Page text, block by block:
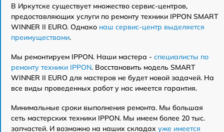
В Иркутске существует множество сервис-центров,
предоставляющих услуги по ремонту техники IPPON SMART
WINNER II EURO. Однако наш сервис-центр выделяется
преимуществами.
Мы ремонтируем IPPON. Наши мастера - специалисты по
ремонту техники IPPON. Восстановить модель SMART
WINNER II EURO для мастеров не будет новой задачей. На
все виды проведенных работ у нас имеется гарантия.
Минимальные сроки выполнения ремонта. Мы большая
сеть мастерских техники IPPON. Мы имеем более 20 тыс.
запчастей. И возможно на наших складах уже имеется